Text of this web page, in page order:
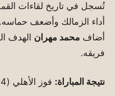
تُسجل في تاريخ لقاءات
أداء الزمالك وأضعف حماسه.
أضاف محمد مهران الهدف
فريقه.
نتيجة المباراة: فوز الأهلي (4-1).